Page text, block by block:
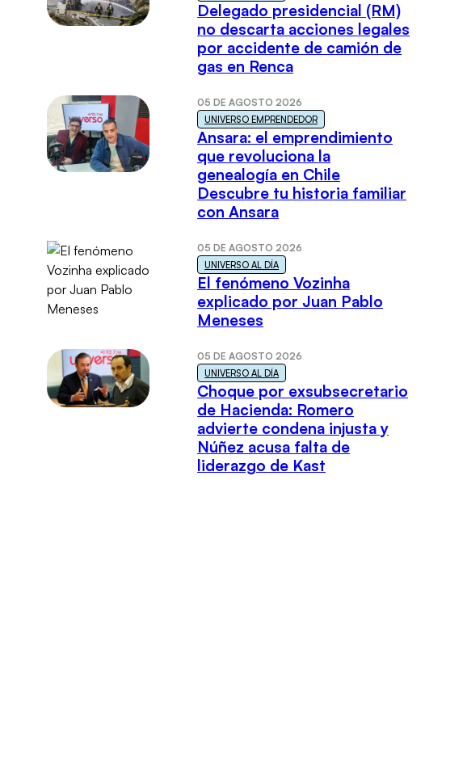
Delegado presidencial (RM)
no descarta acciones legales
por accidente de camión de
gas en Renca
05 DE AGOSTO 2026
UNIVERSO EMPRENDEDOR
Ansara: el emprendimiento
que revoluciona la
genealogía en Chile
Descubre tu historia familiar
con Ansara
05 DE AGOSTO 2026
UNIVERSO AL DÍA
El fenómeno Vozinha
explicado por Juan Pablo
Meneses
05 DE AGOSTO 2026
UNIVERSO AL DÍA
Choque por exsubsecretario
de Hacienda: Romero
advierte condena injusta y
Núñez acusa falta de
liderazgo de Kast